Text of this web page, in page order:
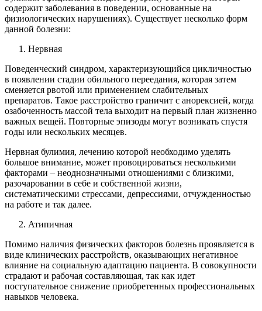
содержит заболевания в поведении, основанные на
физиологических нарушениях). Существует несколько форм
данной болезни:
Нервная
Поведенческий синдром, характеризующийся цикличностью
в появлении стадии обильного переедания, которая затем
сменяется рвотой или применением слабительных
препаратов. Такое расстройство граничит с анорексией, когда
озабоченность массой тела выходит на первый план жизненно
важных вещей. Повторные эпизоды могут возникать спустя
годы или нескольких месяцев.
Нервная булимия, лечению которой необходимо уделять
большое внимание, может провоцироваться несколькими
факторами – неоднозначными отношениями с близкими,
разочаровании в себе и собственной жизни,
систематическими стрессами, депрессиями, отчужденностью
на работе и так далее.
Атипичная
Помимо наличия физических факторов болезнь проявляется в
виде клинических расстройств, оказывающих негативное
влияние на социальную адаптацию пациента. В совокупности
страдают и рабочая составляющая, так как идет
поступательное снижение приобретенных профессиональных
навыков человека.